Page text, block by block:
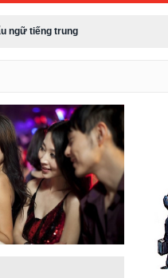
ngữ tiếng trung